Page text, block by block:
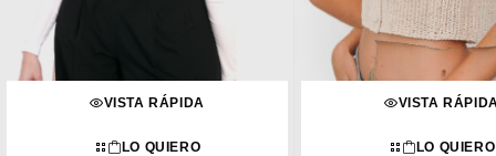
VISTA RÁPIDA
LO QUIERO
VISTA
LO QUIERO